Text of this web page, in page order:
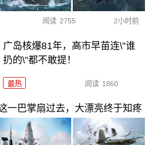
阅读 2755 2小时前
广岛核爆81年，高市早苗连\"谁
扔的\"都不敢提！
最热 阅读 1860
一巴掌扇过去，大漂亮终于知疼